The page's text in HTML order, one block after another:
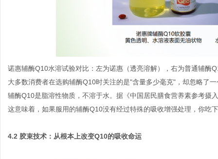
诺惠辅酶Q10水溶试验对比：左为诺惠（透亮溶解），右为普通辅酶
大多数消费者在选购辅酶Q10时关注的是"含量多少毫克"，却忽略了
辅酶Q10是脂溶性物质，不溶于水。据《中国居民膳食营养素参考摄
这意味着，如果服用的辅酶Q10没有经过特殊的吸收增强处理，你吃
4.2 胶束技术：从根本上改变Q10的吸收命运